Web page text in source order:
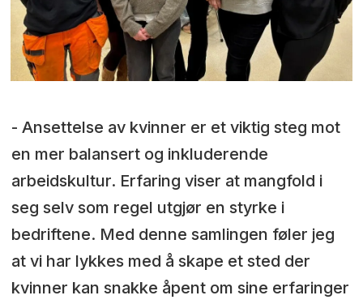
- Ansettelse av kvinner er et viktig steg mot
en mer balansert og inkluderende
arbeidskultur. Erfaring viser at mangfold i
seg selv som regel utgjør en styrke i
bedriftene. Med denne samlingen føler jeg
at vi har lykkes med å skape et sted der
kvinner kan snakke åpent om sine erfaringer